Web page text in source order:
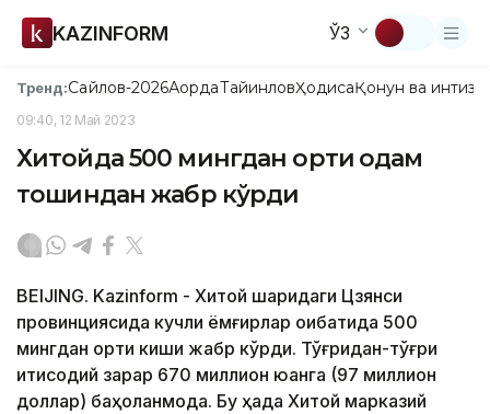
KAZINFORM ЎЗ
Тренд:Сайлов-2026АқордаТайинловҲодисаҚонун ва
09:40, 12 Май 2023
Хитойда 500 мингдан ортиқ одам
тошқиндан жабр кўрди
BEIJING. Kazinform - Хитой шарқидаги Цзянси
провинциясида кучли ёмғирлар оқибатида 500
мингдан ортиқ киши жабр кўрди. Тўғридан-тўғри
иқтисодий зарар 670 миллион юанга (97 миллион
доллар) баҳоланмоқда. Бу ҳақда Хитой марказий